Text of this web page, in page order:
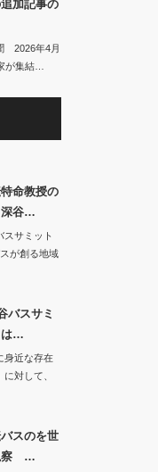
加記事の
2026年4月
が集結…
命教授の
深谷…
スサミット
が創る地域
バスサミ
は…
身近な存在
対して、
スのを世
察 …